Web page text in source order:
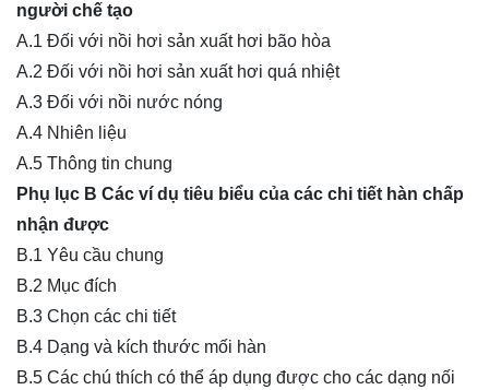
người chế tạo
A.1 Đối với nồi hơi sản xuất hơi bão hòa
A.2 Đối với nồi hơi sản xuất hơi quá nhiệt
A.3 Đối với nồi nước nóng
A.4 Nhiên liệu
A.5 Thông tin chung
Phụ lục B Các ví dụ tiêu biểu của các chi tiết hàn chấp
nhận được
B.1 Yêu cầu chung
B.2 Mục đích
B.3 Chọn các chi tiết
B.4 Dạng và kích thước mối hàn
B.5 Các chú thích có thể áp dụng được cho các dạng nối